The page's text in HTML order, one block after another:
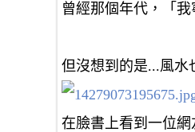
曾經那個年代，「
但沒想到的是...風水
在臉書上看到一位